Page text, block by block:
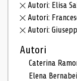
Autori: Elisa
Autori:
Autori:
Autori
Caterina
Elena